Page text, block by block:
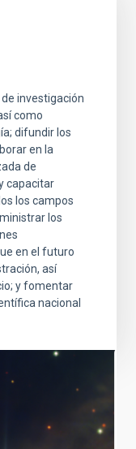
investigación
como
difundir los
en la
de
capacitar
los campos
los
en el futuro
así
y fomentar
nacional